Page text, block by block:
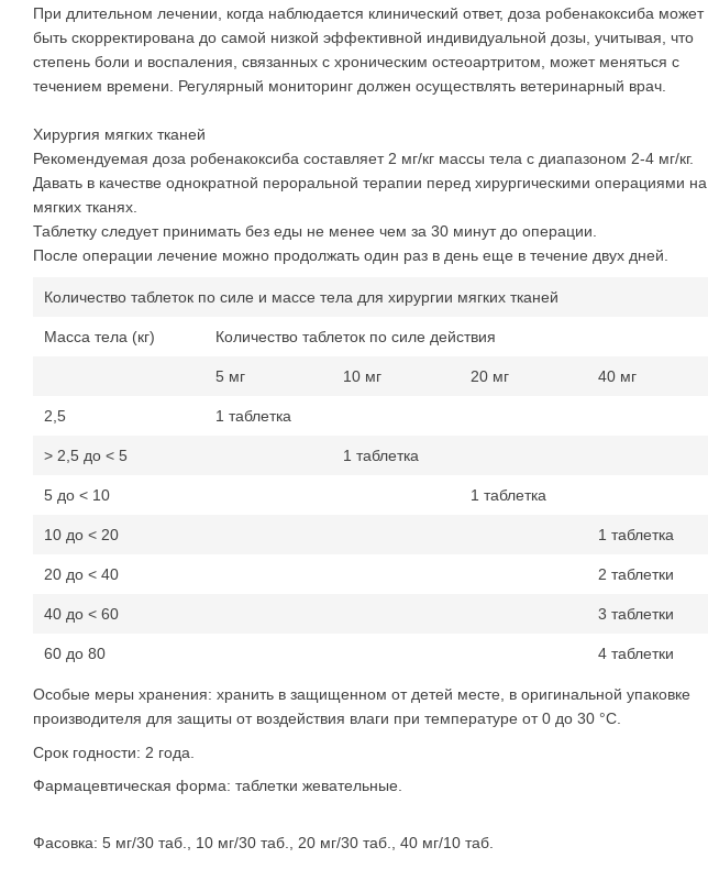
При длительном лечении, когда наблюдается клинический ответ, доза робенакоксиба может
быть скорректирована до самой низкой эффективной индивидуальной дозы, учитывая, что
степень боли и воспаления, связанных с хроническим остеоартритом, может меняться с
течением времени. Регулярный мониторинг должен осуществлять ветеринарный врач.
Хирургия мягких тканей
Рекомендуемая доза робенакоксиба составляет 2 мг/кг массы тела с диапазоном 2-4 мг/кг.
Давать в качестве однократной пероральной терапии перед хирургическими операциями на
мягких тканях.
Таблетку следует принимать без еды не менее чем за 30 минут до операции.
После операции лечение можно продолжать один раз в день еще в течение двух дней.
Количество таблеток по силе и массе тела для хирургии мягких тканей
Масса тела (кг) Количество таблеток по силе действия
5 мг 10 мг 20 мг 40 мг
2,5 1 таблетка
> 2,5 до < 5 1 таблетка
5 до < 10 1 таблетка
10 до < 20 1 таблетка
20 до < 40 2 таблетки
40 до < 60 3 таблетки
60 до 80 4 таблетки
Особые меры хранения: хранить в защищенном от детей месте, в оригинальной упаковке
производителя для защиты от воздействия влаги при температуре от 0 до 30 °C.
Срок годности: 2 года.
Фармацевтическая форма: таблетки жевательные.
Фасовка: 5 мг/30 таб., 10 мг/30 таб., 20 мг/30 таб., 40 мг/10 таб.